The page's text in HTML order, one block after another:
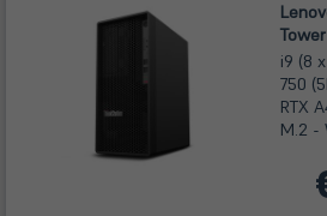
Tower
i9 (8
750
RTX
M.2 -